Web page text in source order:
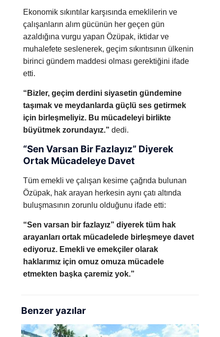
Ekonomik sıkıntılar karşısında emeklilerin ve
çalışanların alım gücünün her geçen gün
azaldığına vurgu yapan Özüpak, iktidar ve
muhalefete seslenerek, geçim sıkıntısının ülkenin
birinci gündem maddesi olması gerektiğini ifade
etti.
“Bizler, geçim derdini siyasetin gündemine
taşımak ve meydanlarda güçlü ses getirmek
için birleşmeliyiz. Bu mücadeleyi birlikte
büyütmek zorundayız.” dedi.
“Sen Varsan Bir Fazlayız” Diyerek
Ortak Mücadeleye Davet
Tüm emekli ve çalışan kesime çağrıda bulunan
Özüpak, hak arayan herkesin aynı çatı altında
buluşmasının zorunlu olduğunu ifade etti:
“Sen varsan bir fazlayız” diyerek tüm hak
arayanları ortak mücadelede birleşmeye davet
ediyoruz. Emekli ve emekçiler olarak
haklarımız için omuz omuza mücadele
etmekten başka çaremiz yok.”
Benzer yazılar